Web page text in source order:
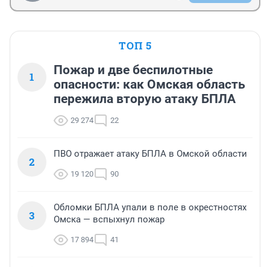
ТОП 5
1
Пожар и две беспилотные
опасности: как Омская область
пережила вторую атаку БПЛА
29 274 22
2
ПВО отражает атаку БПЛА в Омской области
19 120 90
3
Обломки БПЛА упали в поле в окрестностях
Омска — вспыхнул пожар
17 894 41